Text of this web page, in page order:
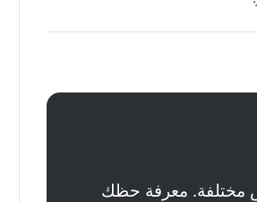
مختلفة. معرفة حظك